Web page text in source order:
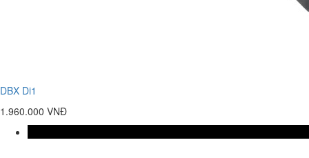
DBX Di1
1.960.000 VNĐ